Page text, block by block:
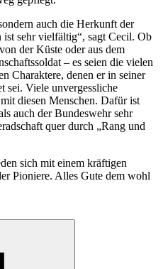
auch die Herkunft der
ist sehr vielfältig“, sagt Cecil. Ob
der Küste oder aus dem
– es seien die vielen
Charaktere, denen er in seiner
sei. Viele unvergessliche
diesen Menschen. Dafür ist
auch der Bundeswehr sehr
quer durch „Rang und
sich mit einem kräftigen
Pioniere. Alles Gute dem wohl